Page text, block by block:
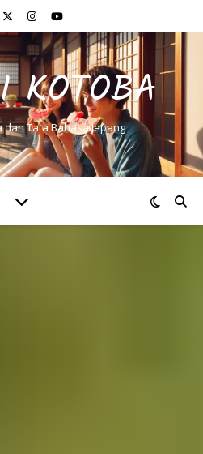
KOTOBA
Tata Bahasa Jepang